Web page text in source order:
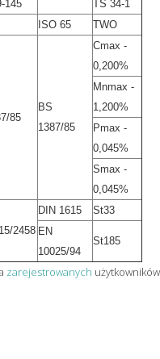
145
TS 34-1
ISO 65 TWO
85
BS
1387/85
Cmax -
0,200%
Mnmax -
1,200%
Pmax -
0,045%
Smax -
0,045%
2458
DIN 1615
St33
EN
10025/94
St185
zarejestrowanych użytkowników